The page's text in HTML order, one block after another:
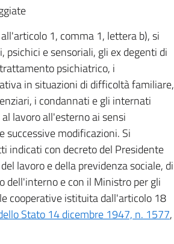
1, comma 1, lettera b), si
e sensoriali, gli ex degenti di
psichiatrico, i
in situazioni di difficoltà familiare,
i condannati e gli internati
lavoro all'esterno ai sensi
successive modificazioni. Si
indicati con decreto del Presidente
lavoro e della previdenza sociale, di
dell'interno e con il Ministro per gli
cooperative istituita dall'articolo 18
Stato 14 dicembre 1947, n. 1577,